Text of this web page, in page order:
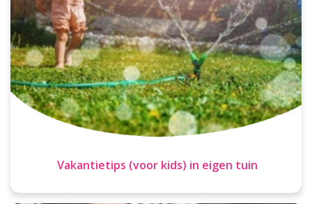
Vakantietips (voor kids) in eigen tuin